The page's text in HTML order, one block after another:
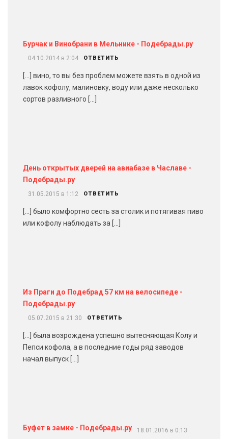
Бурчак и Винобрани в Мельнике - Подебрады.ру
04.10.2014 в 2:04 ОТВЕТИТЬ
[…] вино, то вы без проблем можете взять в одной из
лавок кофолу, малиновку, воду или даже несколько
сортов разливного […]
День открытых дверей на авиабазе в Чаславе -
Подебрады.ру
31.05.2015 в 1:12 ОТВЕТИТЬ
[…] было комфортно сесть за столик и потягивая пиво
или кофолу наблюдать за […]
Из Праги до Подебрад 57 км на велосипеде -
Подебрады.ру
05.07.2015 в 21:30 ОТВЕТИТЬ
[…] была возрождена успешно вытесняющая Колу и
Пепси кофола, а в последние годы ряд заводов
начал выпуск […]
Буфет в замке - Подебрады.ру 18.01.2016 в 0:13